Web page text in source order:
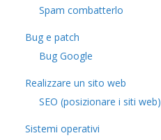
Spam combatterlo
Bug e patch
Bug Google
Realizzare un sito web
SEO (posizionare i siti web)
Sistemi operativi